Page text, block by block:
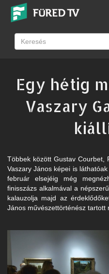
Egy hétig
Vaszary
Többek között Gustav Courbet,
Vaszary János képei is
február elsejéig még
finisszázs alkalmával a
kalauzolja majd az
János művészettörténész tartott